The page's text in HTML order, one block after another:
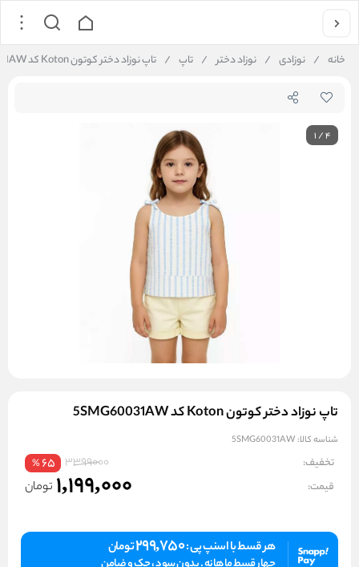
خانه / نوزادی / نوزاد دختر / تاپ / تاپ نوزاد دختر کوتون Koton کد 5SMG60031AW
1/4
تاپ نوزاد دختر کوتون Koton کد 5SMG60031AW
شناسه کالا: 5SMG60031AW
تخفیف: 3399000
65
%
قیمت: 1,199,000 تومان
هر قسط با اسنپ پی :299,750تومان